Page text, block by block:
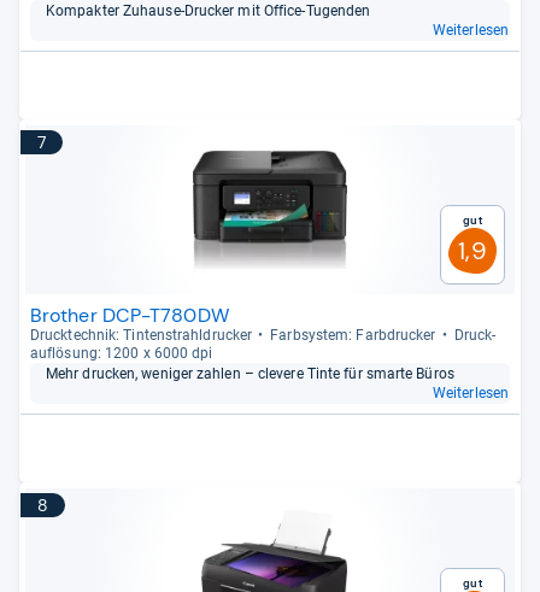
Kom­pak­ter Zuhause-​Dru­cker mit Office-​Tugen­den
Weiterlesen
7
Gut
1,9
Brother DCP-T780DW
Druck­tech­nik: Tin­ten­strahl­dru­cker Farb­sys­tem: Farb­dru­cker
Druck­
auf­lö­sung: 1200 x 6000 dpi
Mehr dru­cken, weni­ger zah­len – cle­vere Tinte für smarte Büros
Weiterlesen
8
Gut